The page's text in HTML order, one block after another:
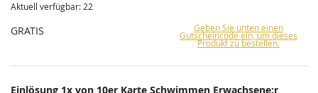
Aktuell verfügbar: 22
GRATIS Geben Sie unten einen
Gutscheincode ein, um dieses
Produkt zu bestellen.
Einlösung 1x von 10er Karte Schwimmen Erwachsene:r